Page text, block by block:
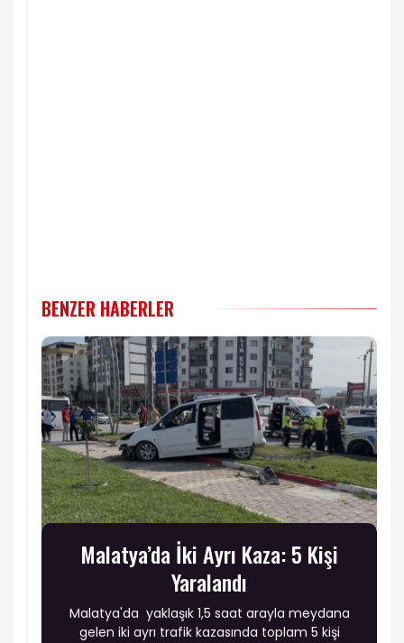
BENZER HABERLER
Malatya’da İki Ayrı Kaza: 5 Kişi
Yaralandı
Malatya'da yaklaşık 1,5 saat arayla meydana
gelen iki ayrı trafik kazasında toplam 5 kişi